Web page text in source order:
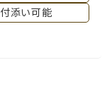
付添い可能